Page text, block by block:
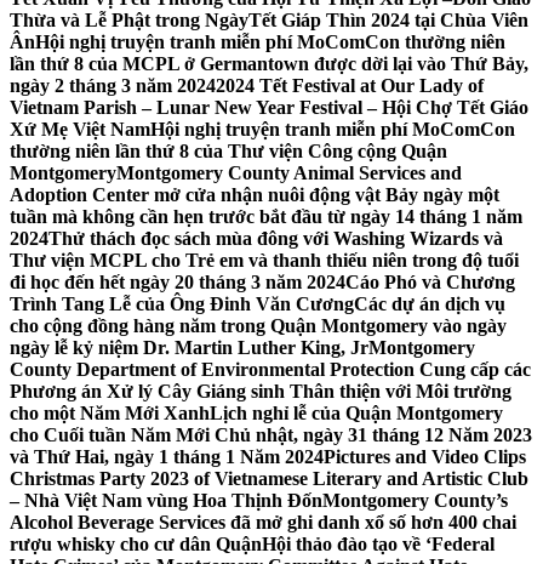
Thừa và Lễ Phật trong NgàyTết Giáp Thìn 2024 tại Chùa Viên
ÂnHội nghị truyện tranh miễn phí MoComCon thường niên
lần thứ 8 của MCPL ở Germantown được dời lại vào Thứ Bảy,
ngày 2 tháng 3 năm 20242024 Tết Festival at Our Lady of
Vietnam Parish – Lunar New Year Festival – Hội Chợ Tết Giáo
Xứ Mẹ Việt NamHội nghị truyện tranh miễn phí MoComCon
thường niên lần thứ 8 của Thư viện Công cộng Quận
MontgomeryMontgomery County Animal Services and
Adoption Center mở cửa nhận nuôi động vật Bảy ngày một
tuần mà không cần hẹn trước bắt đầu từ ngày 14 tháng 1 năm
2024Thử thách đọc sách mùa đông với Washing Wizards và
Thư viện MCPL cho Trẻ em và thanh thiếu niên trong độ tuổi
đi học đến hết ngày 20 tháng 3 năm 2024Cáo Phó và Chương
Trình Tang Lễ của Ông Đinh Văn CươngCác dự án dịch vụ
cho cộng đồng hàng năm trong Quận Montgomery vào ngày
ngày lễ kỷ niệm Dr. Martin Luther King, JrMontgomery
County Department of Environmental Protection Cung cấp các
Phương án Xử lý Cây Giáng sinh Thân thiện với Môi trường
cho một Năm Mới XanhLịch nghỉ lễ của Quận Montgomery
cho Cuối tuần Năm Mới Chủ nhật, ngày 31 tháng 12 Năm 2023
và Thứ Hai, ngày 1 tháng 1 Năm 2024Pictures and Video Clips
Christmas Party 2023 of Vietnamese Literary and Artistic Club
– Nhà Việt Nam vùng Hoa Thịnh ĐốnMontgomery County’s
Alcohol Beverage Services đã mở ghi danh xổ số hơn 400 chai
rượu whisky cho cư dân QuậnHội thảo đào tạo về ‘Federal